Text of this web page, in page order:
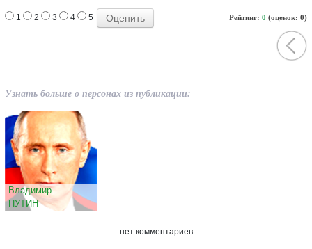
Рейтинг: 0 (оценок: 0)
1 2 3 4 5
Узнать больше о персонах из публикации:
Владимир
ПУТИН
нет комментариев